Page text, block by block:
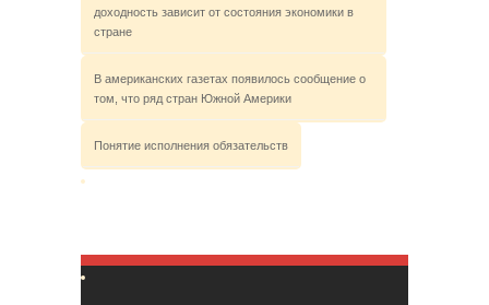
доходность зависит от состояния экономики в
стране
В американских газетах появилось сообщение о
том, что ряд стран Южной Америки
Понятие исполнения обязательств